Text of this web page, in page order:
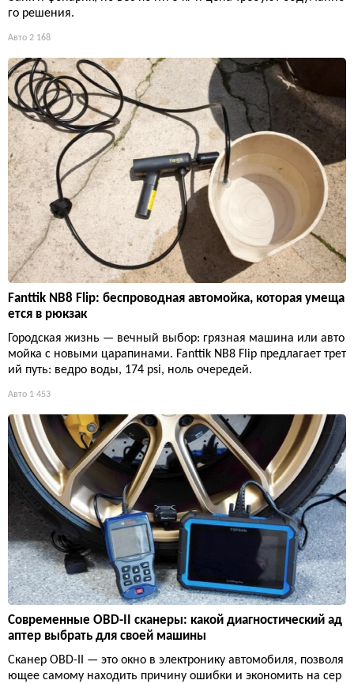
го решения.
Авто 2 168
Fanttik NB8 Flip: беспроводная автомойка, которая умеща
ется в рюкзак
Городская жизнь — вечный выбор: грязная машина или авто
мойка с новыми царапинами. Fanttik NB8 Flip предлагает трет
ий путь: ведро воды, 174 psi, ноль очередей.
Авто 1 453
Современные OBD-II сканеры: какой диагностический ад
аптер выбрать для своей машины
Сканер OBD-II — это окно в электронику автомобиля, позволя
ющее самому находить причину ошибки и экономить на сер